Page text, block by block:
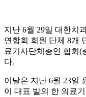
지난 6월 29일 대한치
연합회 회원 단체 8개
료기사단체총연 합회(
다.
이날은 지난 6월 23일
이 대표 발의 한 의료